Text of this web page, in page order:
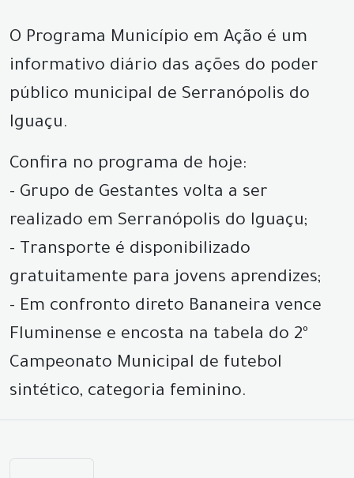
O Programa Município em Ação é um
informativo diário das ações do poder
público municipal de Serranópolis do
Iguaçu.
Confira no programa de hoje:
- Grupo de Gestantes volta a ser
realizado em Serranópolis do Iguaçu;
- Transporte é disponibilizado
gratuitamente para jovens aprendizes;
- Em confronto direto Bananeira vence
Fluminense e encosta na tabela do 2º
Campeonato Municipal de futebol
sintético, categoria feminino.